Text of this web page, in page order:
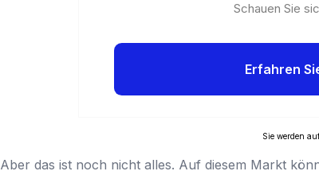
Schauen Sie
Erfahren
Sie werden
Aber das ist noch nicht alles. Auf diesem Markt